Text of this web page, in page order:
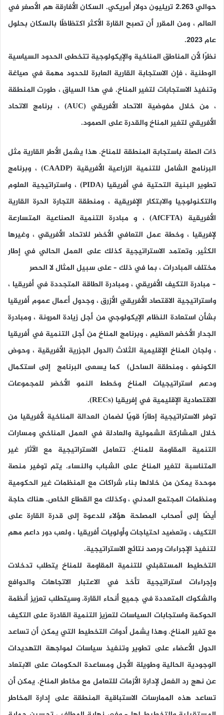
حوالي 2.263 تريليون دولار أمريكي. السكان الأفارقة هم الأصغر في
العالم ، ومن المقرر أن تصبح القارة الأكثر اكتظاظًا بالسكان بحلول
عام 2023.
نظرًا لأن المناطق المناخية والإيكولوجية تتخطى الحدود السياسية
الوطنية ، فإن الاستجابة القارية العابرة للحدود مهمة في صياغة
وتنفيذ الاستجابات لتغير المناخ. في هذا السياق ، طورت المنطقة
، من خلال مفوضية الاتحاد الأفريقي (AUC)
، برنامج الاتحاد
الأفريقي لتغير المناخ والقدرة على الصمود.
ذات الصلة باستجابة المنطقة للمناخ. هذا يشمل الأطر القارية مثل
البرنامج الشامل للتنمية الزراعية الأفريقية (CAADP)
، وبرنامج
تطوير البنية التحتية في أفريقيا (PIDA)
، واستراتيجية العلوم
والتكنولوجيا والابتكار الإفريقية ، ومنطقة التجارة الحرة القارية
الأفريقية (AfCFTA)
، و مبادرة التنمية الصناعية المتسارعة
لإفريقيا ، وخطة عمل التعافي الأخضر للاتحاد الأفريقي ، وغيرها
الكثير. وتعتمد الاستراتيجية كذلك على العمل الحالي في إطار
مختلف المبادرات ، بما في ذلك – على سبيل المثال لا الحصر
– مبادرة التكيف الأفريقي ، ومبادرة الطاقة المتجددة في أفريقيا ،
واستراتيجية الاقتصاد الأفريقي الأزرق ، وجدول أعمال عموم أفريقيا
بشأن استعادة النظام الإيكولوجي من أجل زيادة المرونة ، ومبادرة
الجدار الأخضر العظيم ، وبرنامج المناخ من أجل التنمية في أفريقيا
، ولجان المناخ الإقليمية الثلاث (الدول الجزرية الأفريقية ، وحوض
الكونغو ، ومنطقة الساحل) كما يسعى البرنامج إلى استكمال
ودعم استراتيجيات المناخ وخطط النمو الأخضر للمجموعات
الاقتصادية الإقليمية في إفريقيا (RECs)
.
توفر الاستراتيجية إطارًا قويًا لضمان العدالة المناخية لأفريقيا من
خلال المشاركة الشمولية والعادلة في العمل المناخي ومسارات
التنمية المقاومة للمناخ. تتعامل الاستراتيجية مع الآثار غير
المتناسبة لتغير المناخ على الشباب والنساء. يتم توفير منصة
موحدة يمكن من خلالها بناء شراكات مع المنظمات غير الحكومية
ومنظمات المجتمع المدني ، وكذلك مع القطاع الخاص. هناك حاجة
أيضًا إلى أصحاب المصلحة هؤلاء للدعوة إلى قدرة القارة على
التكيف ، وتعضيد احتياجات وأولويات أفريقيا ، ولعب دور داعم مهم
لتنفيذ الإجراءات ورصد نتائج الاستراتيجية.
التخطيط المستقبلي للتنمية المقاومة للمناخ يتطلب تدخلات
وإجراءات استراتيجية تأخذ في الاعتبار الاتجاهات والدوافع
والشكوك المتعددة في جميع أنحاء القارة. وسيتطلب تعزيز أنظمة
الحوكمة واستجابات السياسات لتعزيز التنمية القادرة على التكيف
مع تغير المناخ. وهذا يشمل أدوات التخطيط التي يمكن أن تساعد
الدول الأعضاء على تطوير وتنفيذ سياسات لمواجهة التهديدات
الوجودية الحالية وطويلة الأجل ومساعدة الحكومات على الابتعاد
عن نهج رد الفعل لإدارة الأزمات للتعامل مع مخاطر المناخ. يمكن أن
تساعد هذه الممارسات الاستباقية المنطقة على إدارة المخاطر